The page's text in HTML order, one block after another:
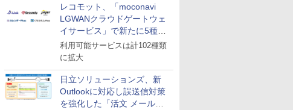
レコモット、「moconavi
LGWANクラウドゲートウェ
イサービス」で新たに5種類
のサービスと連携開始
利用可能サービスは計102種類
に拡大
日立ソリューションズ、新
Outlookに対応し誤送信対策
を強化した「活文 メール誤